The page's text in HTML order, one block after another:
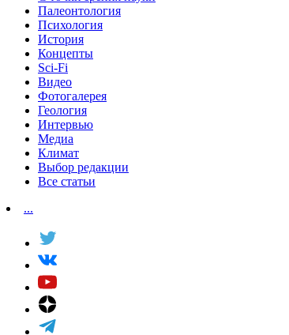
Палеонтология
Психология
История
Концепты
Sci-Fi
Видео
Фотогалерея
Геология
Интервью
Медиа
Климат
Выбор редакции
Все статьи
...